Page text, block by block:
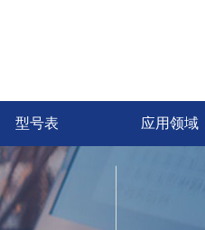
型号表 应用领域